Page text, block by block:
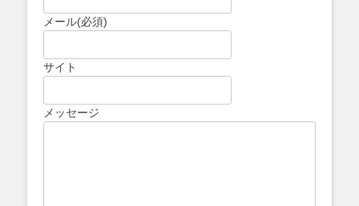
メール(必須)
サイト
メッセージ